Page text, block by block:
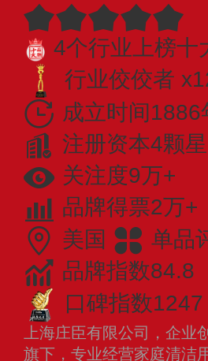
4个行业上榜十
行业佼佼者
成立时间1886
注册资本4颗星
关注度9万+
品牌得票2万+
美国
单品
品牌指数84.8
口碑指数1247
上海庄臣有限公司，企
旗下，专业经营家庭清洁